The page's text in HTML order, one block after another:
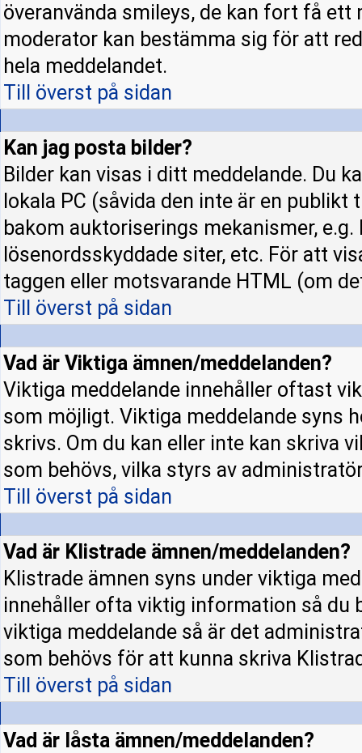
överanvända smileys, de kan fort få
moderator kan bestämma sig för att
hela meddelandet.
Till överst på sidan
Kan jag posta bilder?
Bilder kan visas i ditt meddelande. Du
lokala PC (såvida den inte är en
bakom auktoriserings mekanismer,
lösenordsskyddade siter, etc. För att
taggen eller motsvarande HTML (om
Till överst på sidan
Vad är Viktiga ämnen/meddelanden?
Viktiga meddelande innehåller oftast
som möjligt. Viktiga meddelande syns
skrivs. Om du kan eller inte kan skriva
som behövs, vilka styrs av
Till överst på sidan
Vad är Klistrade ämnen/meddelanden?
Klistrade ämnen syns under viktiga
innehåller ofta viktig information så du
viktiga meddelande så är det
som behövs för att kunna skriva
Till överst på sidan
Vad är låsta ämnen/meddelanden?